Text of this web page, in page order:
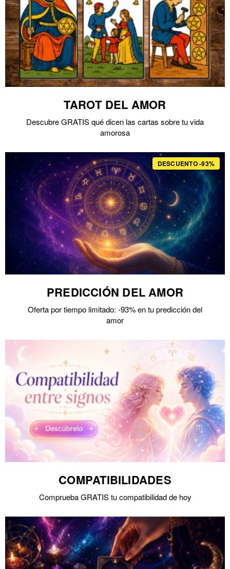
TAROT DEL AMOR
Descubre GRATIS qué dicen las cartas sobre tu vida
amorosa
DESCUENTO -93%
PREDICCIÓN DEL AMOR
Oferta por tiempo limitado: -93% en tu predicción del
amor
COMPATIBILIDADES
Comprueba GRATIS tu compatibilidad de hoy